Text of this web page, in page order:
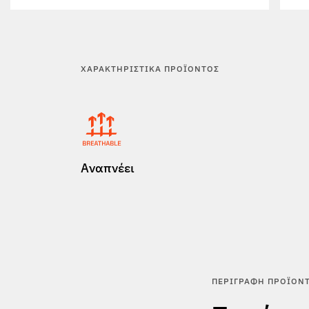
ΧΑΡΑΚΤΗΡΙΣΤΙΚΆ ΠΡΟΪΌΝΤΟΣ
Αναπνέει
ΠΕΡΙΓΡΑΦΉ